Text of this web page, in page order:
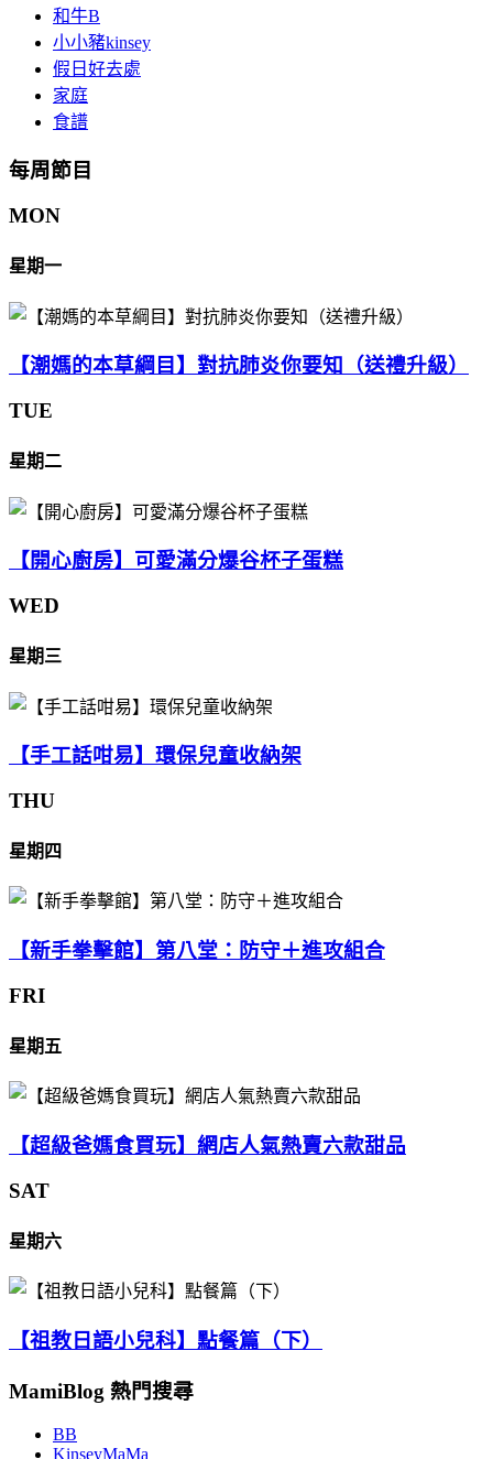
和牛B
小小豬kinsey
假日好去處
家庭
食譜
每周節目
MON
星期一
【潮媽的本草綱目】對抗肺炎你要知（送禮升級）
TUE
星期二
【開心廚房】可愛滿分爆谷杯子蛋糕
WED
星期三
【手工話咁易】環保兒童收納架
THU
星期四
【新手拳擊館】第八堂：防守＋進攻組合
FRI
星期五
【超級爸媽食買玩】網店人氣熱賣六款甜品
SAT
星期六
【祖教日語小兒科】點餐篇（下）
MamiBlog 熱門搜尋
BB
KinseyMaMa